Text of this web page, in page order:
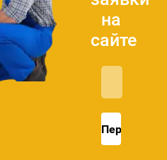
на
сайте